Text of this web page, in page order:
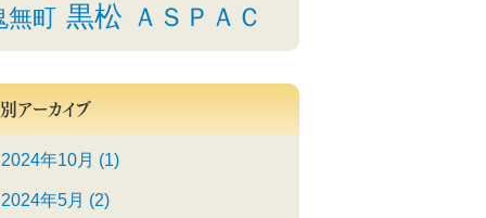
無町 黒松 ＡＳＰＡＣ
アーカイブ
2024年10月 (1)
2024年5月 (2)